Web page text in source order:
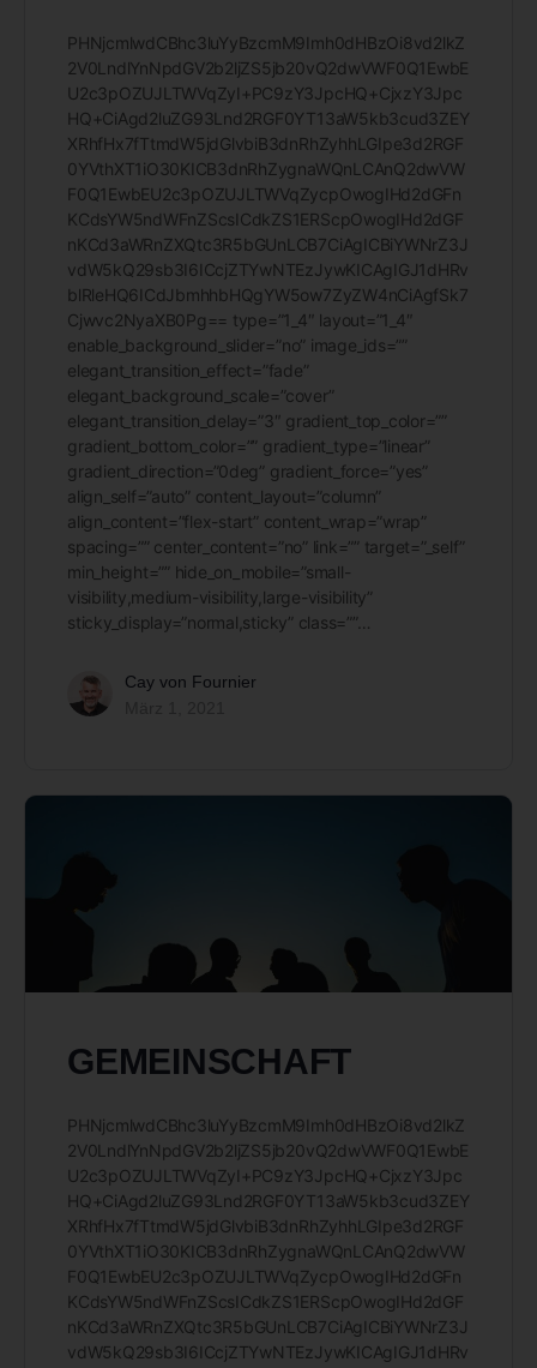
PHNjcmlwdCBhc3luYyBzcmM9Imh0dHBzOi8vd2lkZ
2V0LndlYnNpdGV2b2ljZS5jb20vQ2dwVWF0Q1EwbE
U2c3pOZUJLTWVqZyI+PC9zY3JpcHQ+CjxzY3Jpc
HQ+CiAgd2luZG93Lnd2RGF0YT13aW5kb3cud3ZEY
XRhfHx7fTtmdW5jdGlvbiB3dnRhZyhhLGIpe3d2RGF
0YVthXT1iO30KICB3dnRhZygnaWQnLCAnQ2dwVW
F0Q1EwbEU2c3pOZUJLTWVqZycpOwogIHd2dGFn
KCdsYW5ndWFnZScsICdkZS1ERScpOwogIHd2dGF
nKCd3aWRnZXQtc3R5bGUnLCB7CiAgICBiYWNrZ3J
vdW5kQ29sb3I6ICcjZTYwNTEzJywKICAgIGJ1dHRv
blRleHQ6ICdJbmhhbHQgYW5ow7ZyZW4nCiAgfSk7
Cjwvc2NyaXB0Pg== type=”1_4″ layout=”1_4″
enable_background_slider=”no” image_ids=””
elegant_transition_effect=”fade”
elegant_background_scale=”cover”
elegant_transition_delay=”3″ gradient_top_color=””
gradient_bottom_color=”” gradient_type=”linear”
gradient_direction=”0deg” gradient_force=”yes”
align_self=”auto” content_layout=”column”
align_content=”flex-start” content_wrap=”wrap”
spacing=”” center_content=”no” link=”” target=”_self”
min_height=”” hide_on_mobile=”small-
visibility,medium-visibility,large-visibility”
sticky_display=”normal,sticky” class=””…
Cay von Fournier
GEMEINSCHAFT
PHNjcmlwdCBhc3luYyBzcmM9Imh0dHBzOi8vd2lkZ
2V0LndlYnNpdGV2b2ljZS5jb20vQ2dwVWF0Q1EwbE
U2c3pOZUJLTWVqZyI+PC9zY3JpcHQ+CjxzY3Jpc
HQ+CiAgd2luZG93Lnd2RGF0YT13aW5kb3cud3ZEY
XRhfHx7fTtmdW5jdGlvbiB3dnRhZyhhLGIpe3d2RGF
0YVthXT1iO30KICB3dnRhZygnaWQnLCAnQ2dwVW
F0Q1EwbEU2c3pOZUJLTWVqZycpOwogIHd2dGFn
KCdsYW5ndWFnZScsICdkZS1ERScpOwogIHd2dGF
nKCd3aWRnZXQtc3R5bGUnLCB7CiAgICBiYWNrZ3J
vdW5kQ29sb3I6ICcjZTYwNTEzJywKICAgIGJ1dHRv